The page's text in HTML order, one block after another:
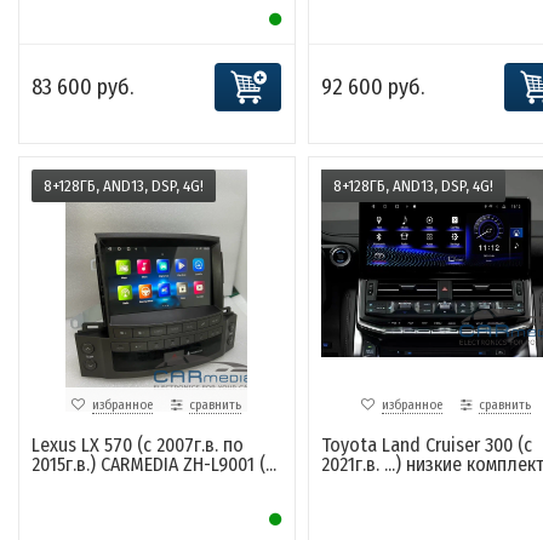
83 600 руб. 92 600 руб.
8+128ГБ, AND13, DSP, 4G!
избранное сравнить
Lexus LX 570 (с 2007г.в. по
2015г.в.) CARMEDIA ZH-L9001 (...
8+128ГБ, AND13, DSP, 4G!
избранное сравнить
Toyota Land Cruiser 300 (с
2021г.в. ...) низкие